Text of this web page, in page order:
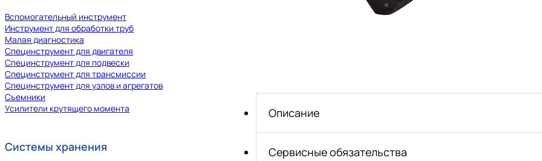
Вспомогательный инструмент
Инструмент для обработки труб
Малая диагностика
Специнструмент для двигателя
Специнструмент для подвески
Специнструмент для трансмиссии
Специнструмент для узлов и агрегатов
Съемники
Усилители крутящего момента
Системы хранения
Описание
Сервисные обязательства